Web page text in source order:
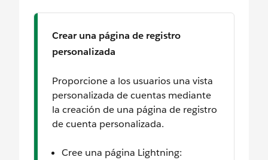
Crear una página de registro
personalizada
Proporcione a los usuarios una vista
personalizada de cuentas mediante
la creación de una página de registro
de cuenta personalizada.
Cree una página Lightning: